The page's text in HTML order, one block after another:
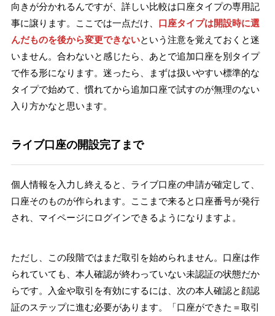
向きが分かれるんですが、詳しい比較は口座タイプの専用記
事に譲ります。ここでは一点だけ、 口座タイプは開設時に選
んだものを後から変更できないという注意を覚えておくと迷
いません。合わないと感じたら、あとで追加口座を別タイプ
で作る形になります。迷ったら、まずは扱いやすい標準的な
タイプで始めて、慣れてから追加口座で試すのが無理のない
入り方かなと思います。
ライブ口座の開設完了まで
個人情報を入力し終えると、ライブ口座の申請が確定して、
口座そのものが作られます。ここまで来ると口座番号が発行
され、マイページにログインできるようになりますよ。
ただし、この段階ではまだ取引を始められません。口座は作
られていても、本人確認が終わっていない未認証の状態だか
らです。入金や取引を有効にするには、次の本人確認と顔認
証のステップに進む必要があります。「口座ができた＝取引